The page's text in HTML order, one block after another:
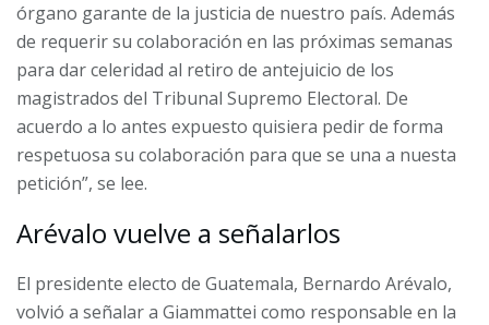
órgano garante de la justicia de nuestro país. Además
de requerir su colaboración en las próximas semanas
para dar celeridad al retiro de antejuicio de los
magistrados del Tribunal Supremo Electoral. De
acuerdo a lo antes expuesto quisiera pedir de forma
respetuosa su colaboración para que se una a nuesta
petición”, se lee.
Arévalo vuelve a señalarlos
El presidente electo de Guatemala, Bernardo Arévalo,
volvió a señalar a Giammattei como responsable en la